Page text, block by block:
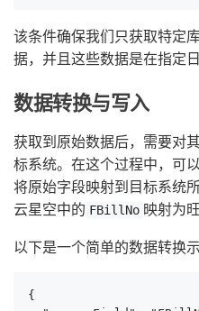
该条件确保我们只获取特定
据，并且这些数据是在指定
数据转换与写入
获取到原始数据后，需要对
标系统。在这个过程中，可
将原始字段映射到目标系统
云星空中的 FBillNo 映射为
以下是一个简单的数据转换示
{